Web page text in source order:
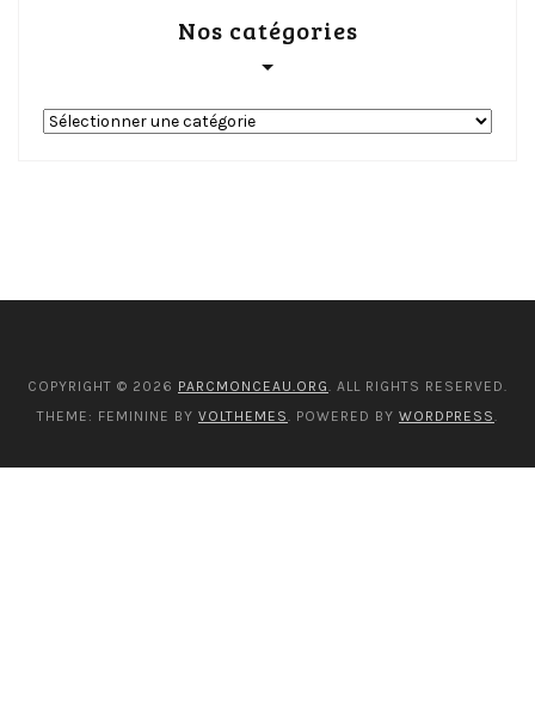
Nos catégories
COPYRIGHT © 2026 PARCMONCEAU.ORG
. ALL RIGHTS RESERVED.
THEME: FEMININE BY VOLTHEMES . POWERED BY WORDPRESS